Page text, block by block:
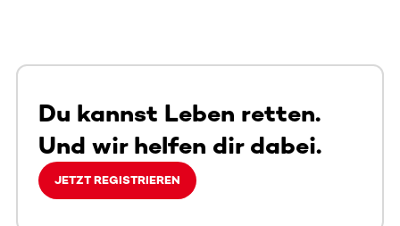
Du kannst Leben retten.
Und wir helfen dir dabei.
JETZT REGISTRIEREN